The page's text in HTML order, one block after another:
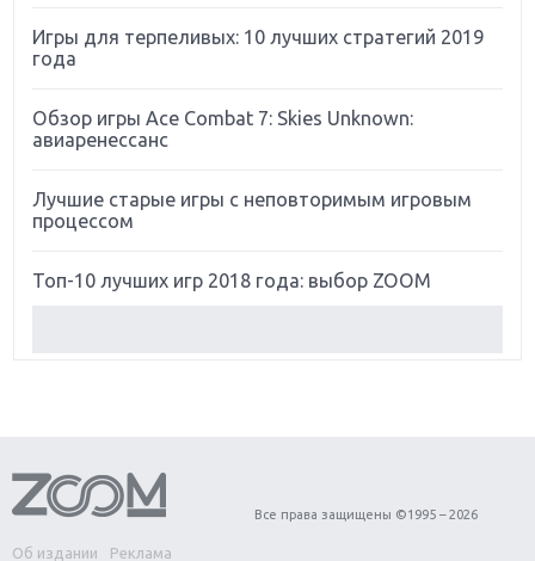
Игры для терпеливых: 10 лучших стратегий 2019
года
Обзор игры Ace Combat 7: Skies Unknown:
авиаренессанс
Лучшие старые игры с неповторимым игровым
процессом
Топ-10 лучших игр 2018 года: выбор ZOOM
Обзор игры Forza Horizon 4: вершина эволюции
Об издании Реклама
Все права защищены ©1995 – 2026